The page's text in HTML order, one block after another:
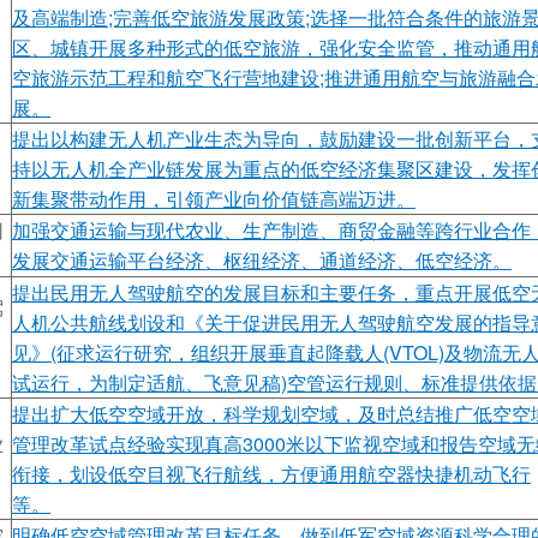
及高端制造;完善低空旅游发展政策;选择一批符合条件的旅游
区、城镇开展多种形式的低空旅游，强化安全监管，推动通用
空旅游示范工程和航空飞行营地建设;推进通用航空与旅游融
展。
提出以构建无人机产业生态为导向，鼓励建设一批创新平台，
持以无人机全产业链发展为重点的低空经济集聚区建设，发挥
新集聚带动作用，引领产业向价值链高端迈进。
加强交通运输与现代农业、生产制造、商贸金融等跨行业合作
发展交通运输平台经济、枢纽经济、通道经济、低空经济。
提出民用无人驾驶航空的发展目标和主要任务，重点开展低空
人机公共航线划设和《关于促进民用无人驾驶航空发展的指导
见》(征求运行研究，组织开展垂直起降载人(VTOL)及物流无
试运行，为制定适航、飞意见稿)空管运行规则、标准提供依
提出扩大低空空域开放，科学规划空域，及时总结推广低空空
管理改革试点经验实现真高3000米以下监视空域和报告空域
衔接，划设低空目视飞行航线，方便通用航空器快捷机动飞行
等。